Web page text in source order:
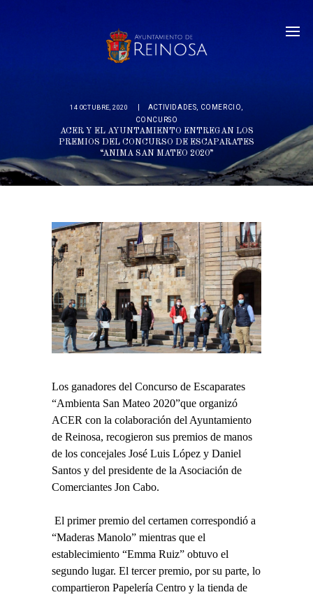
14 OCTUBRE, 2020 ACTIVIDADES, COMERCIO,
CONCURSO
ACER Y EL AYUNTAMIENTO ENTREGAN LOS
PREMIOS DEL CONCURSO DE ESCAPARATES
“ANIMA SAN MATEO 2020”
Los ganadores del Concurso de Escaparates
“Ambienta San Mateo 2020”que organizó
ACER con la colaboración del Ayuntamiento
de Reinosa, recogieron sus premios de manos
de los concejales José Luis López y Daniel
Santos y del presidente de la Asociación de
Comerciantes Jon Cabo.
El primer premio del certamen correspondió a
“Maderas Manolo” mientras que el
establecimiento “Emma Ruiz” obtuvo el
segundo lugar. El tercer premio, por su parte, lo
compartieron Papelería Centro y la tienda de